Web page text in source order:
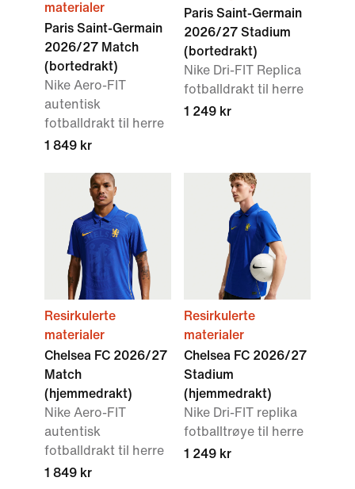
materialer
Paris Saint-Germain
2026/27 Match
(bortedrakt)
Nike Aero-FIT
autentisk
fotballdrakt til herre
1 849 kr
Paris Saint-Germain
2026/27 Stadium
(bortedrakt)
Nike Dri-FIT Replica
fotballdrakt til herre
1 249 kr
Resirkulerte
materialer
Chelsea FC 2026/27
Match
(hjemmedrakt)
Nike Aero-FIT
autentisk
fotballdrakt til herre
1 849 kr
Resirkulerte
materialer
Chelsea FC 2026/27
Stadium
(hjemmedrakt)
Nike Dri-FIT replika
fotballtrøye til herre
1 249 kr